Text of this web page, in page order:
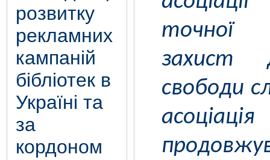
розвитку
рекламних
кампаній
бібліотек в
Україні та
за
кордоном
точної
захист
свободи